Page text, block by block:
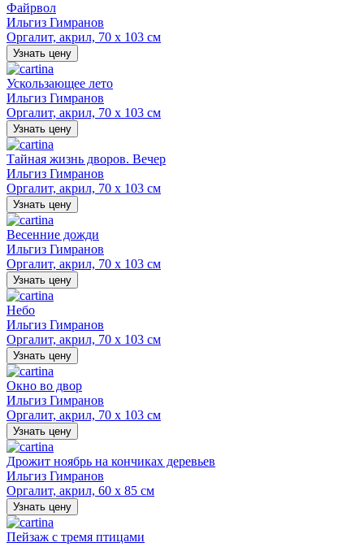
Файрвол
Ильгиз Гимранов
Оргалит, акрил, 70 х 103 см
Узнать цену
Ускользающее лето
Ильгиз Гимранов
Оргалит, акрил, 70 х 103 см
Узнать цену
Тайная жизнь дворов. Вечер
Ильгиз Гимранов
Оргалит, акрил, 70 х 103 см
Узнать цену
Весенние дожди
Ильгиз Гимранов
Оргалит, акрил, 70 х 103 см
Узнать цену
Небо
Ильгиз Гимранов
Оргалит, акрил, 70 х 103 см
Узнать цену
Окно во двор
Ильгиз Гимранов
Оргалит, акрил, 70 х 103 см
Узнать цену
Дрожит ноябрь на кончиках деревьев
Ильгиз Гимранов
Оргалит, акрил, 60 х 85 см
Узнать цену
Пейзаж с тремя птицами